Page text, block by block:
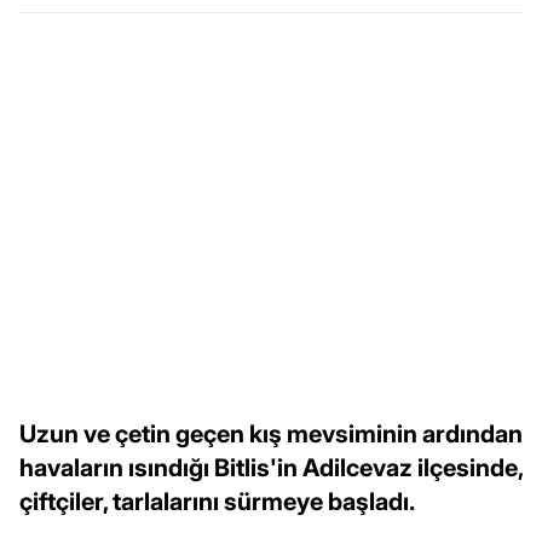
Uzun ve çetin geçen kış mevsiminin ardından
havaların ısındığı Bitlis'in Adilcevaz ilçesinde,
çiftçiler, tarlalarını sürmeye başladı.